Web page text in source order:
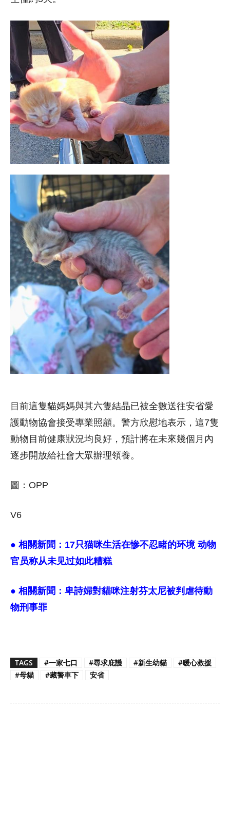
目前這隻貓媽媽與其六隻結晶已被全數送往安省愛
護動物協會接受專業照顧。警方欣慰地表示，這7隻
動物目前健康狀況均良好，預計將在未來幾個月內
逐步開放給社會大眾辦理領養。
圖：OPP
V6
● 相關新聞： 17只猫咪生活在惨不忍睹的环境 动物
官员称从未见过如此糟糕
● 相關新聞： 卑詩婦對貓咪注射芬太尼被判虐待動
物刑事罪
TAGS #一家七口 #尋求庇護 #新生幼貓
#暖心救援
#母貓
#藏警車下 安省